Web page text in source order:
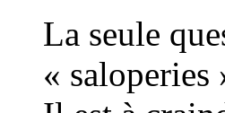
La seule
« saloperies